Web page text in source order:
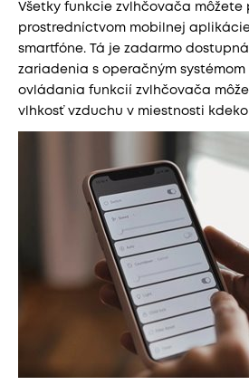
Všetky funkcie zvlhčovača
prostredníctvom mobilnej
smartfóne. Tá je zadarmo
zariadenia s operačným systémom
ovládania funkcií zvlhčovača
vlhkosť vzduchu v miestnosti